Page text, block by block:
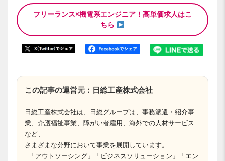
フリーランス×機電系エンジニア！高単価求人はこ
ちら
この記事の運営元：日総工産株式会社
日総工産株式会社は、日総グループは、事務派遣・紹介事
業、介護福祉事業、障がい者雇用、海外での人材サービス
など、
さまざまな分野において事業を展開しています。
「アウトソーシング」「ビジネスソリューション」「エン